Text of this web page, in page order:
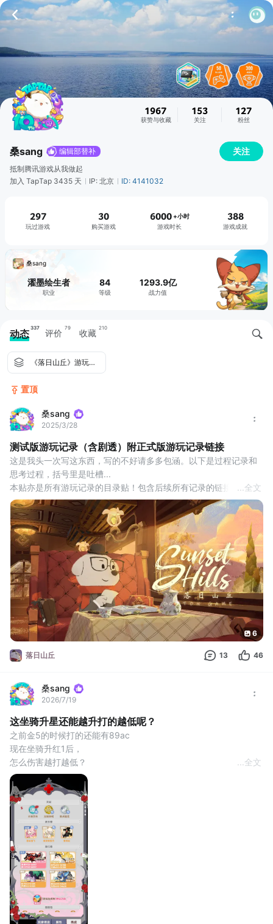
1967
获赞与收藏
153
关注
127
粉丝
桑sang 编辑部替补 关注
抵制腾讯游戏从我做起
加入 TapTap 3435 天
IP: 北京 ID: 4141032
297
玩过游戏
30
购买游戏
6000 +小时
游戏时长
388
游戏成就
桑sang
濯墨绘生者
职业
84
等级
1293.9亿
战力值
动态 337 评价 79 收藏 210
《落日山丘》游玩记录（含剧透）
置顶
桑sang
2025/3/28
测试版游玩记录（含剧透）附正式版游玩记录链接
这是我头一次写这东西，写的不好请多多包涵。以下是过程记录和
思考过程，括号里是吐槽...
本贴亦是所有游玩记录的目录贴！包含后续所有记录的链接（见最
下部）。
那么，正文开始：
游戏一开始的动画流程略过（一开始去旁边长椅坐着什么也不要
动，在那发呆一分钟以后可解锁成就），下火车后可以点击左下角
背包看看要做什么，得知需要前往托比克小镇和去科特大饭店会见
道格（dog？）。往右走和售票员对话，得知下一班车要一
全文
6
落日山丘 13 46
桑sang
2026/7/19
这坐骑升星还能越升打的越低呢？
之前金5的时候打的还能有89ac
现在坐骑升红1后，
怎么伤害越打越低？
打第一次是75ac
打第二次是83ac
第三次是仍是83ac
再也没打上过金5时期那伤害
也就基础属性高了那么零点几，根本变化仍就是坐骑升了1星。
额外冷却缩减可以用对不上轴来解释伤害变低，那坐骑升星用什么
解释？
全文